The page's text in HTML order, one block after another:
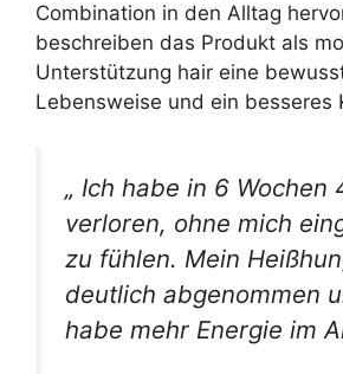
Combination in den Alltag
beschreiben das Produkt als
Unterstützung hair eine
Lebensweise und ein besseres
„ Ich habe in 6 Wochen
verloren, ohne mich
zu fühlen. Mein
deutlich abgenommen
habe mehr Energie im